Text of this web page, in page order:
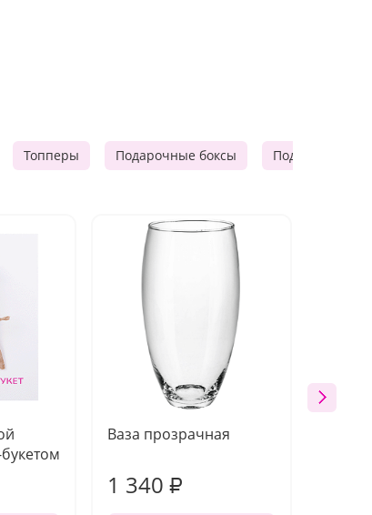
Топперы Подарочные боксы Подарочные
Ваза прозрачная
1 340 ₽